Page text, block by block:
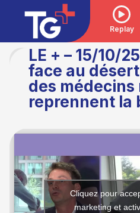
Replay
LE + – 15/10/
face au
des
reprennent la
Cliquez pour
marketing et